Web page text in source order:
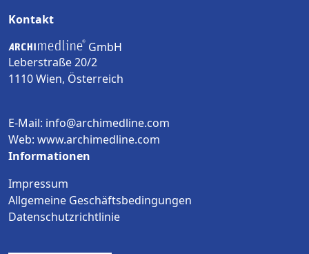
Kontakt
GmbH
Leberstraße 20/2
1110 Wien, Österreich
E-Mail: info@archimedline.com
Web: www.archimedline.com
Informationen
Impressum
Allgemeine Geschäftsbedingungen
Datenschutzrichtlinie